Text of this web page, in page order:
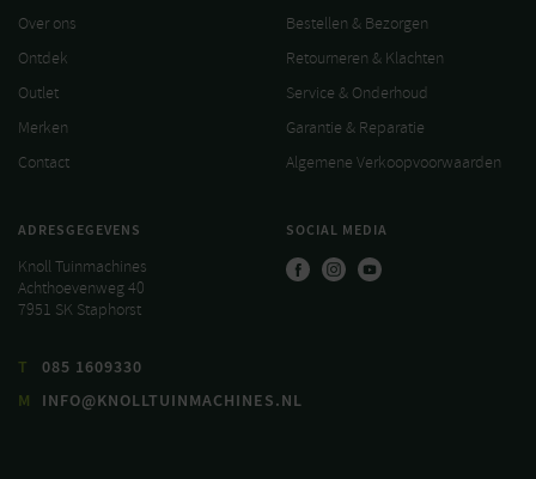
Over ons
Ontdek
Outlet
Merken
Contact
Bestellen & Bezorgen
Retourneren & Klachten
Service & Onderhoud
Garantie & Reparatie
Algemene Verkoopvoorwaarden
ADRESGEGEVENS
Knoll Tuinmachines
Achthoevenweg 40
7951 SK Staphorst
T
085 1609330
M
INFO@KNOLLTUINMACHINES.NL
SOCIAL MEDIA